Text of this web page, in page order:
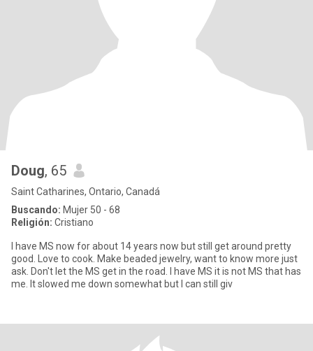
Doug, 65
Saint Catharines, Ontario, Canadá
Buscando: Mujer 50 - 68
Religión: Cristiano
I have MS now for about 14 years now but still get around pretty
good. Love to cook. Make beaded jewelry, want to know more just
ask. Don't let the MS get in the road. I have MS it is not MS that has
me. It slowed me down somewhat but I can still giv